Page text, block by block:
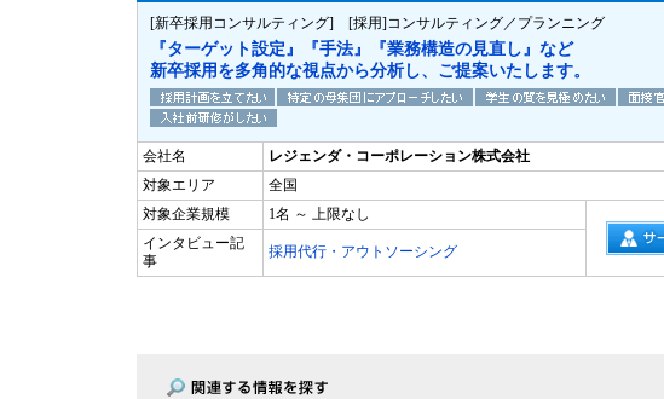
[新卒採用コンサルティング] [採用]コンサルティング／プランニング
『ターゲット設定』『手法』『業務構造の見直し』など
新卒採用を多角的な視点から分析し、ご提案いたします。
会社名
レジェンダ・コーポレーション株式会社
対象エリア
全国
対象企業規模
1名 ～ 上限なし
インタビュー記
事
採用代行・アウトソーシング